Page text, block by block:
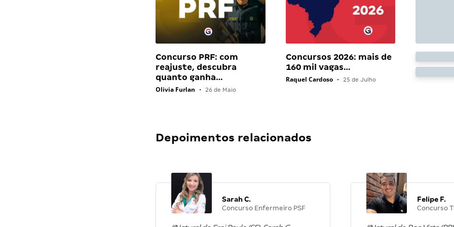
Concurso PRF: com
reajuste, descubra
quanto ganha…
Olivia Furlan • 26 de Maio
Concursos 2026: mais de
160 mil vagas…
Raquel Cardoso • 25 de Julho
Depoimentos relacionados
Sarah C.
Concurso Enfermeiro PSF
Felipe F.
Concurso